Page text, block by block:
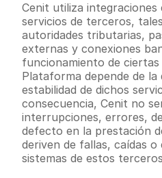
Cenit utiliza
servicios de terceros,
autoridades tributarias,
externas y conexiones
funcionamiento de
Plataforma depende de la
estabilidad de dichos
consecuencia, Cenit no
interrupciones, errores,
defecto en la prestación
deriven de fallas, caídas o
sistemas de estos